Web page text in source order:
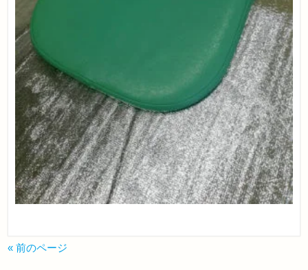
« 前のページ